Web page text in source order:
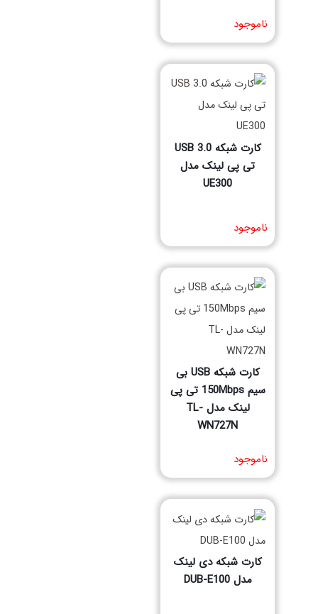
ناموجود
مشخصات فنی محصول
کارت شبکه USB 3.0
تی پی لینک مدل
UE300
ناموجود
مشخصات فنی محصول
کارت شبکه USB بی
سیم 150Mbps تی پی
لینک مدل TL-
WN727N
ناموجود
مشخصات فنی محصول
کارت شبکه دی لینک
مدل DUB-E100